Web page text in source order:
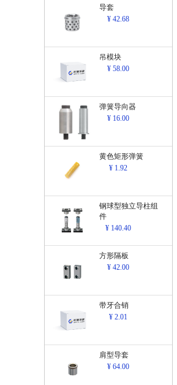
导套
¥ 42.68
吊模块
¥ 58.00
弹簧导向器
¥ 16.00
黄色矩形弹簧
¥ 1.92
钢球型独立导柱组
件
¥ 140.40
方形隔板
¥ 42.00
带牙合销
¥ 2.01
肩型导套
¥ 64.00